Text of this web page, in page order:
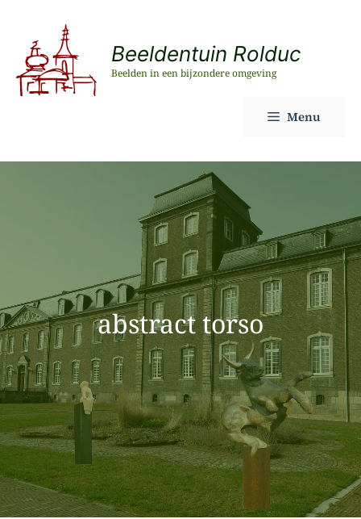
inhoud
Beeldentuin Rolduc
Beelden in een bijzondere omgeving
Menu
abstract torso